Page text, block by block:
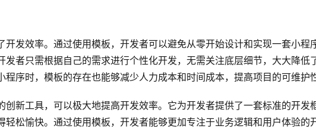
发效率。通过使用模板，开发者可以避免从零开始设计和实现一套小程
发者只需根据自己的需求进行个性化开发，无需关注底层细节，大大降低
序时，模板的存在也能够减少人力成本和时间成本，提高项目的可维护性
新工具，可以极大地提高开发效率。它为开发者提供了一套标准的开发
轻松愉快。通过使用模板，开发者能够更加专注于业务逻辑和用户体验的